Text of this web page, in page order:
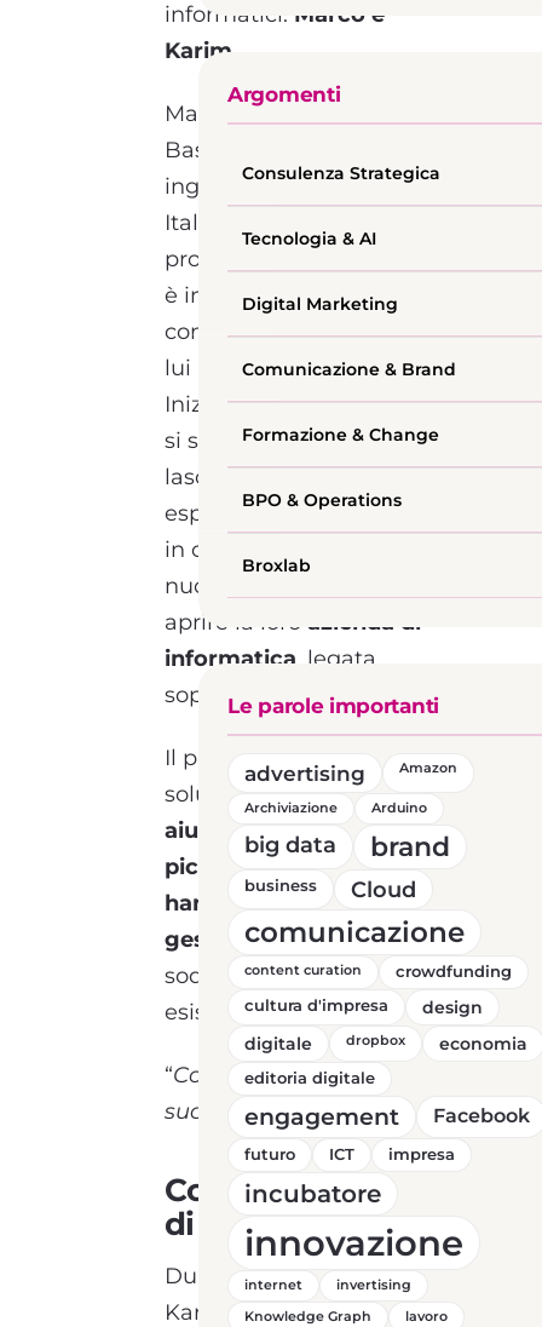
informatici: Marco e
Karim
Marco viene dalla
Basilicata, si è laureato in
ingegneria informatica in
Italia per poi proseguire i
propri studi all’estero. Ma
è in Italia che ha
conosciuto Karim, anche
lui ingegnere informatico.
Inizialmente le loro strade
si sono separate,
lasciando spazio a nuove
esperienze. Nel momento
in cui si sono incontrati di
nuovo hanno deciso di
aprire la loro azienda di
informatica , legata
soprattutto alla sanità.
Il progetto Fisiodesk è la
soluzione
all in one
aiutare fisioterapisti e
piccoli studi che non
hanno ancora un
gestionalee non sono
soddisfatti delle soluzioni
esistenti sul mercato.
“Con più organizzazione il
successo è garantito!”
Come nasce l’idea
di Fisiodesk
Durante la pandemia
Karim ha riscontrato
Argomenti
Consulenza Strategica
Tecnologia & AI
Digital Marketing
Comunicazione & Brand
Formazione & Change
BPO & Operations
Broxlab
Le parole importanti
advertising Amazon
Archiviazione Arduino
big data brand
business Cloud
comunicazione
content curation
crowdfunding
cultura d'impresa
design
digitale
dropbox economia
editoria digitale
engagement Facebook
futuro ICT impresa
incubatore
innovazione
internet
invertising
Knowledge Graph
lavoro